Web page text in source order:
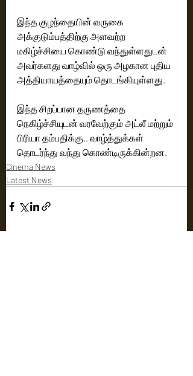
இந்த குழந்தையின் வருகை
அக்குடும்பத்திற்கு அளவற்ற
மகிழ்ச்சியை கொண்டு வந்துள்ளதுடன்
அவர்களது வாழ்வில் ஒரு அழகான புதிய
அத்தியாயத்தையும் தொடங்கியுள்ளது.
இந்த சிறப்பான தருணத்தை
நெகிழ்ச்சியுடன் வரவேற்கும் அட்லீ மற்றும்
பிரியா தம்பதிக்கு.. வாழ்த்துக்கள்
தொடர்ந்து வந்து கொண்டிருக்கின்றன.
Cinema News
Latest News